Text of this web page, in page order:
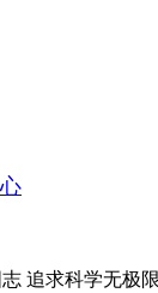
志 追求科学无极